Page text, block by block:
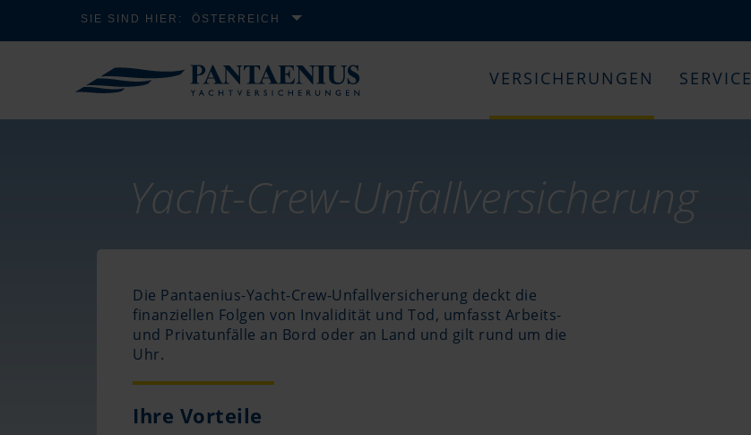
SIE SIND HIER: ÖSTERREICH
VERSICHERUNGEN SERVICE
Yacht-Crew-Unfallversicherung
Die Pantaenius-Yacht-Crew-Unfallversicherung deckt die
finanziellen Folgen von Invalidität und Tod, umfasst Arbeits-
und Privatunfälle an Bord oder an Land und gilt rund um die
Uhr.
Ihre Vorteile